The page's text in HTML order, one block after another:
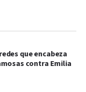
que encabeza
contra Emilia